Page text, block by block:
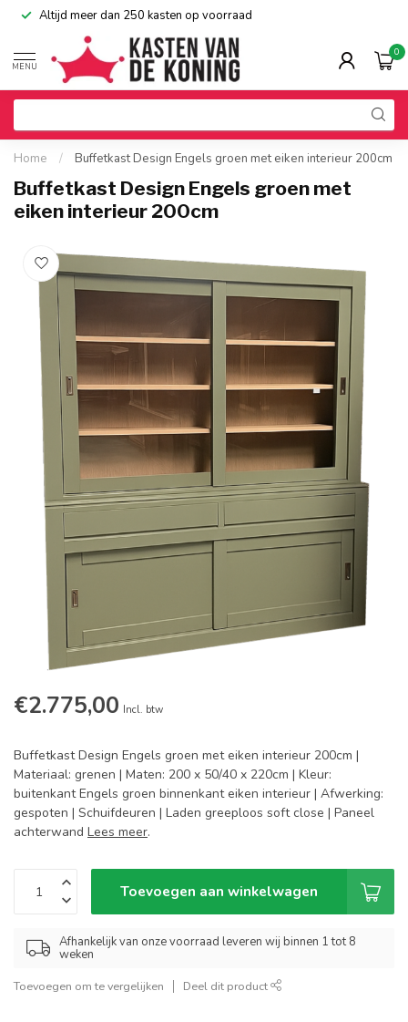
Altijd meer dan 250 kasten op voorraad
MENU
0
Home / Buffetkast Design Engels groen met eiken interieur 200cm
Buffetkast Design Engels groen met
eiken interieur 200cm
€2.775,00 Incl. btw
Buffetkast Design Engels groen met eiken interieur 200cm |
Materiaal: grenen | Maten: 200 x 50/40 x 220cm | Kleur:
buitenkant Engels groen binnenkant eiken interieur | Afwerking:
gespoten | Schuifdeuren | Laden greeploos soft close | Paneel
achterwand Lees meer.
Toevoegen aan winkelwagen
Afhankelijk van onze voorraad leveren wij binnen 1 tot 8
weken
Toevoegen om te vergelijken Deel dit product